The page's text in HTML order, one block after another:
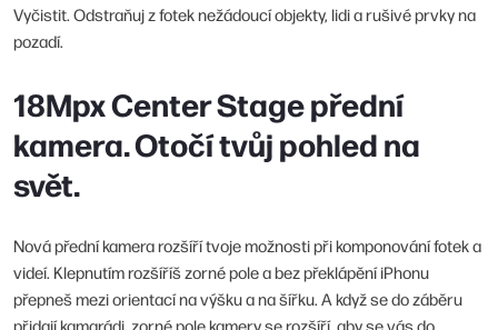
Vyčistit. Odstraňuj z fotek nežádoucí objekty, lidi a rušivé prvky na
pozadí.
18Mpx Center Stage přední
kamera. Otočí tvůj pohled na
svět.
Nová přední kamera rozšíří tvoje možnosti při komponování fotek a
videí. Klepnutím rozšíříš zorné pole a bez překlápění iPhonu
přepneš mezi orientací na výšku a na šířku. A když se do záběru
přidají kamarádi, zorné pole kamery se rozšíří, aby se vás do